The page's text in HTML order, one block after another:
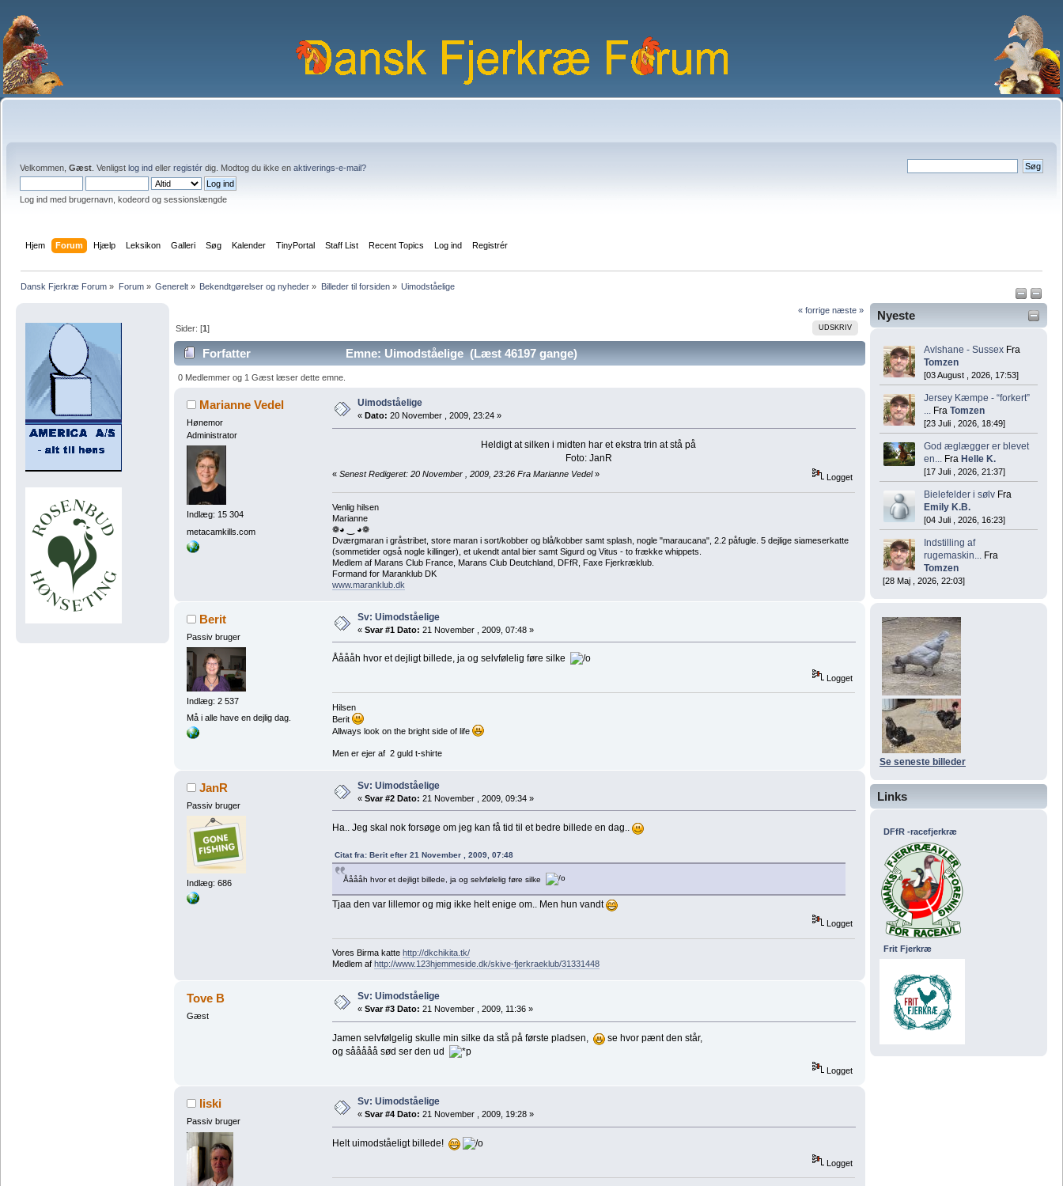
Velkommen, Gæst . Venligst log ind eller registér dig. Modtog du ikke en aktiverings-e-mail?
Log ind med brugernavn, kodeord og sessionslængde
Hjem Forum Hjælp Leksikon Galleri Søg Kalender TinyPortal Staff List Recent Topics Log ind Registrér
Dansk Fjerkræ Forum » Forum» Generelt» Bekendtgørelser og nyheder » Billeder til forsiden» Uimodståelige
Nyeste
Avlshane - Sussex Fra
Tomzen
[03 August , 2026, 17:53]
Jersey Kæmpe - “forkert”
... Fra Tomzen
[23 Juli , 2026, 18:49]
God æglægger er blevet
en... Fra Helle K.
[17 Juli , 2026, 21:37]
Bielefelder i sølv Fra
Emily K.B.
[04 Juli , 2026, 16:23]
Indstilling af
rugemaskin... Fra
Tomzen
[28 Maj , 2026, 22:03]
Se seneste billeder
Links
DFfR -racefjerkræ
Frit Fjerkræ
« forrige næste »
UDSKRIV
Sider: [1]
Forfatter Emne: Uimodståelige (Læst 46197 gange)
0 Medlemmer og 1 Gæst læser dette emne.
Marianne Vedel
Hønemor
Administrator
Indlæg: 15 304
metacamkills.com
Uimodståelige
« Dato: 20 November , 2009, 23:24 »
Heldigt at silken i midten har et ekstra trin at stå på
Foto: JanR
« Senest Redigeret: 20 November , 2009, 23:26 Fra Marianne Vedel» Logget
Venlig hilsen
Marianne
❁◕ ‿ ◕❁
Dværgmaran i gråstribet, store maran i sort/kobber og blå/kobber samt splash, nogle "maraucana", 2.2 påfugle. 5 dejlige siameserkatte
(sommetider også nogle killinger), et ukendt antal bier samt Sigurd og Vitus - to frække whippets.
Medlem af Marans Club France, Marans Club Deutchland, DFfR, Faxe Fjerkræklub.
Formand for Maranklub DK
www.maranklub.dk
Berit
Passiv bruger
Indlæg: 2 537
Må i alle have en dejlig dag.
Sv: Uimodståelige
« Svar #1 Dato: 21 November , 2009, 07:48 »
Ååååh hvor et dejligt billede, ja og selvfølelig føre silke
Logget
Hilsen
Berit
Allways look on the bright side of life
Men er ejer af 2 guld t-shirte
JanR
Passiv bruger
Indlæg: 686
Sv: Uimodståelige
« Svar #2 Dato: 21 November , 2009, 09:34 »
Ha.. Jeg skal nok forsøge om jeg kan få tid til et bedre billede en dag..
Citat fra: Berit efter 21 November , 2009, 07:48
Ååååh hvor et dejligt billede, ja og selvfølelig føre silke
Tjaa den var lillemor og mig ikke helt enige om.. Men hun vandt
Logget
Vores Birma katte http://dkchikita.tk/
Medlem af http://www.123hjemmeside.dk/skive-fjerkraeklub/31331448
Tove B
Gæst
Sv: Uimodståelige
« Svar #3 Dato: 21 November , 2009, 11:36 »
Jamen selvfølgelig skulle min silke da stå på første pladsen,
se hvor pænt den står,
og sååååå sød ser den ud
Logget
liski
Passiv bruger
Sv: Uimodståelige
« Svar #4 Dato: 21 November , 2009, 19:28 »
Helt uimodståeligt billede!
Logget